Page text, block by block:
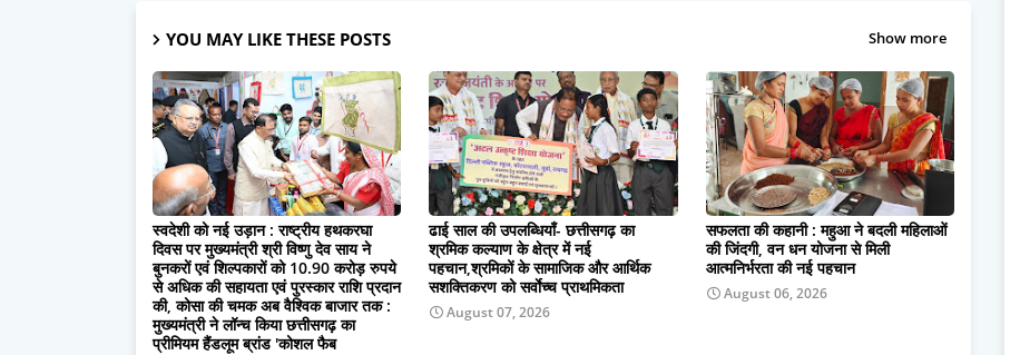
YOU MAY LIKE THESE POSTS Show more
स्वदेशी को नई उड़ान : राष्ट्रीय हथकरघा
दिवस पर मुख्यमंत्री श्री विष्णु देव साय ने
बुनकरों एवं शिल्पकारों को 10.90 करोड़ रुपये
से अधिक की सहायता एवं पुरस्कार राशि प्रदान
की, कोसा की चमक अब वैश्विक बाजार तक :
मुख्यमंत्री ने लॉन्च किया छत्तीसगढ़ का
प्रीमियम हैंडलूम ब्रांड 'कोशल फैब
ढाई साल की उपलब्धियाँ- छत्तीसगढ़ का
श्रमिक कल्याण के क्षेत्र में नई
पहचान,श्रमिकों के सामाजिक और आर्थिक
सशक्तिकरण को सर्वाेच्च प्राथमिकता
August 07, 2026
सफलता की कहानी : महुआ ने बदली महिलाओं
की जिंदगी, वन धन योजना से मिली
आत्मनिर्भरता की नई पहचान
August 06, 2026